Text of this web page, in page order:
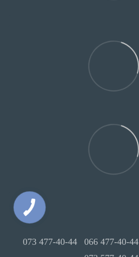
073 477-40-44 066 477-40-44